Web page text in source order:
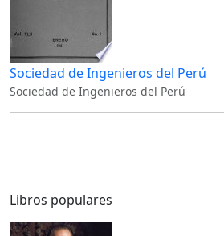
Sociedad de Ingenieros del Perú
Sociedad de Ingenieros del Perú
Libros populares